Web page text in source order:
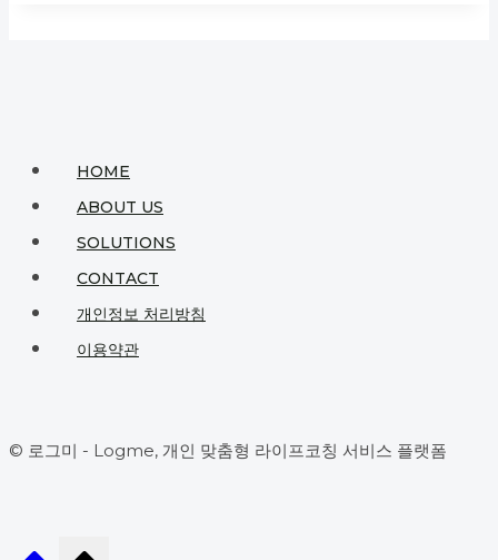
HOME
ABOUT US
SOLUTIONS
CONTACT
개인정보 처리방침
이용약관
© 로그미 - Logme, 개인 맞춤형 라이프코칭 서비스 플랫폼